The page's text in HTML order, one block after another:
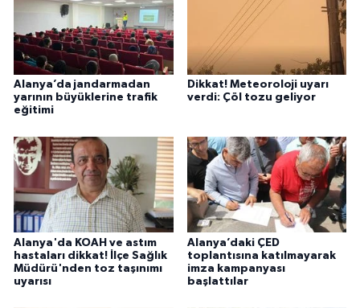
Alanya’da jandarmadan
yarının büyüklerine trafik
eğitimi
Dikkat! Meteoroloji uyarı
verdi: Çöl tozu geliyor
Alanya'da KOAH ve astım
hastaları dikkat! İlçe Sağlık
Müdürü'nden toz taşınımı
uyarısı
Alanya’daki ÇED
toplantısına katılmayarak
imza kampanyası
başlattılar